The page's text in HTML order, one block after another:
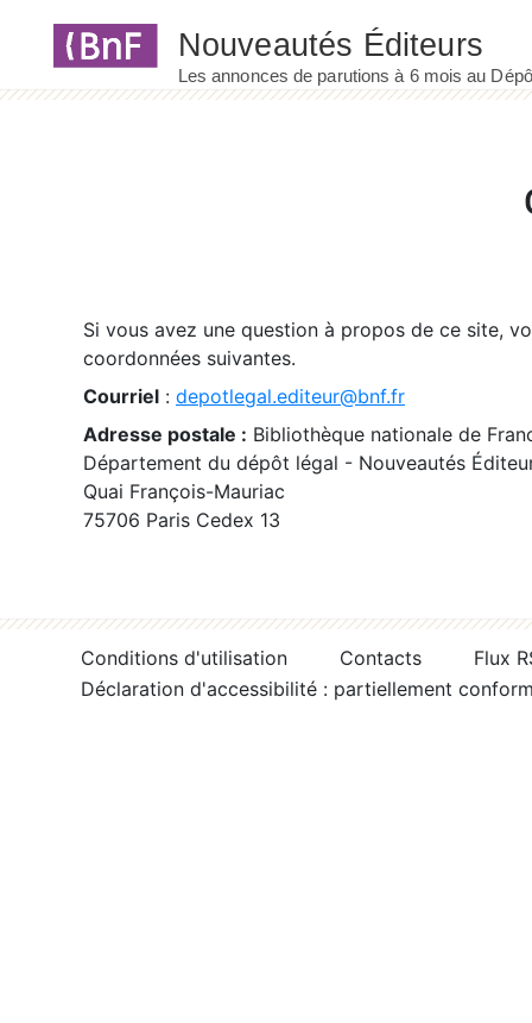
Si vous avez une question à propos de ce site,
coordonnées suivantes.
Courriel : depotlegal.editeur@bnf.fr
Adresse postale : Bibliothèque nationale de
Département du dépôt légal - Nouveautés
Quai François-Mauriac
75706 Paris Cedex 13
Conditions d'utilisation Contacts
Flux
Déclaration d'accessibilité : partiellement